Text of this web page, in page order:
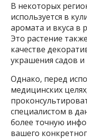
В некоторых
используется в
аромата и вкуса в
Это растение
качестве
украшения садов
Однако, перед
медицинских
специалистом в
более точную
вашего